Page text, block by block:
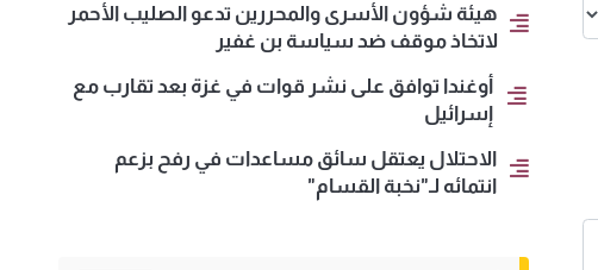
هيئة شؤون الأسرى والمحررين تدعو الصليب الأحمر
لاتخاذ موقف ضد سياسة بن غفير
أوغندا توافق على نشر قوات في غزة بعد تقارب مع
إسرائيل
الاحتلال يعتقل سائق مساعدات في رفح بزعم
انتمائه لـ"نخبة القسام"